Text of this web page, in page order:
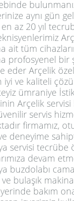
aynı gün
az 20 yıl
ait tüm
profosyenel bir
eder Arçelik
iyi ve kaliteli
ümraniye
Arçelik servisi
servis
firmamız,
deneyime
servisi tecrübe
devam
buzdolabı
bulaşık
bakım